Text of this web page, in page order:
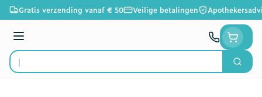
Ga naar de inhoud
Gratis verzending vanaf € 50 Veilige betalingen
Menu
Product, merk, categorie...
Zoek